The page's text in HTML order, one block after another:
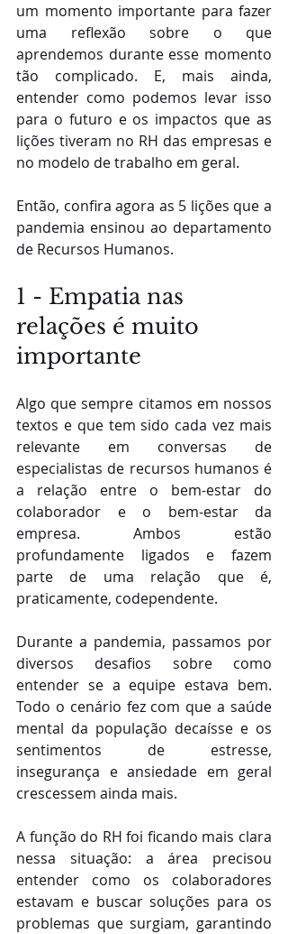
um momento importante para fazer
uma reflexão sobre o que
aprendemos durante esse momento
tão complicado. E, mais ainda,
entender como podemos levar isso
para o futuro e os impactos que as
lições tiveram no RH das empresas e
no modelo de trabalho em geral.
Então, confira agora as 5 lições que a
pandemia ensinou ao departamento
de Recursos Humanos.
1 - Empatia nas
relações é muito
importante
Algo que sempre citamos em nossos
textos e que tem sido cada vez mais
relevante em conversas de
especialistas de recursos humanos é
a relação entre o bem-estar do
colaborador e o bem-estar da
empresa. Ambos estão
profundamente ligados e fazem
parte de uma relação que é,
praticamente, codependente.
Durante a pandemia, passamos por
diversos desafios sobre como
entender se a equipe estava bem.
Todo o cenário fez com que a saúde
mental da população decaísse e os
sentimentos de estresse,
insegurança e ansiedade em geral
crescessem ainda mais.
A função do RH foi ficando mais clara
nessa situação: a área precisou
entender como os colaboradores
estavam e buscar soluções para os
problemas que surgiam, garantindo